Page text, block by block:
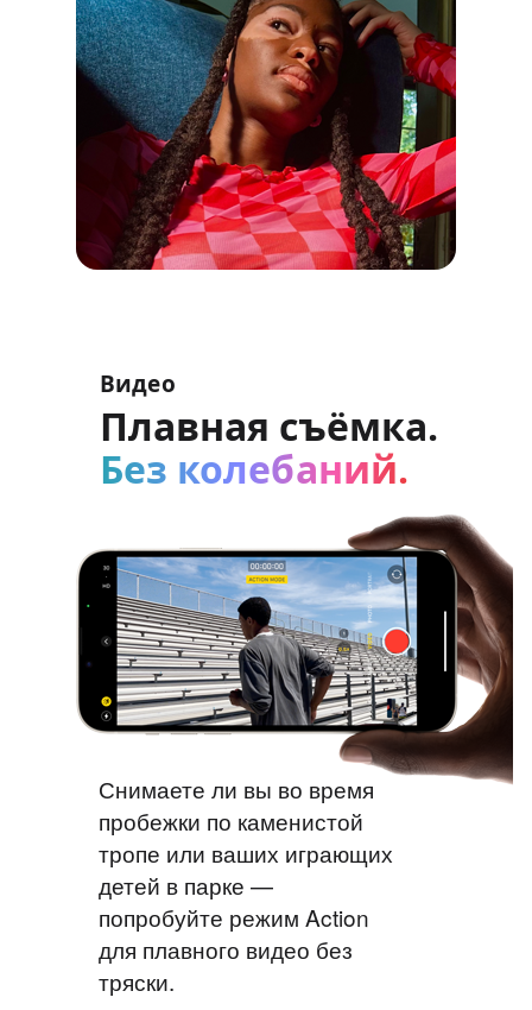
Видео
Плавная съёмка.
Без колебаний.
Снимаете ли вы во время
пробежки по каменистой
тропе или ваших играющих
детей в парке —
попробуйте режим Action
для плавного видео без
тряски.